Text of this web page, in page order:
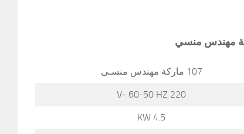
107 ماركة مهندس منسـى
220 V- 60-50 HZ
4.5 KW